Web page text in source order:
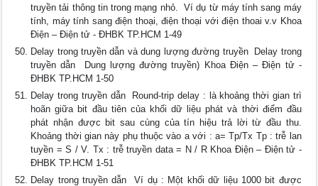
truyền tải thông tin trong mạng nhỏ.  Ví dụ từ máy tính sang máy
tính, máy tính sang điện thoại, điện thoại với điện thoai v.v Khoa
Điện – Điện tử - ĐHBK TP.HCM 1-49
Delay trong truyền dẫn và dung lượng đường truyền  Delay trong
truyền dẫn  Dung lượng đường truyền) Khoa Điện – Điện tử -
ĐHBK TP.HCM 1-50
Delay trong truyền dẫn  Round-trip delay : là khoảng thời gian trì
hoãn giữa bit đầu tiên của khối dữ liệu phát và thời điểm đầu
phát nhận được bit sau cùng của tín hiệu trả lời từ đầu thu.
Khoảng thời gian này phụ thuộc vào a với : a= Tp/Tx Tp : trễ lan
tuyền = S / V. Tx : trễ truyền data = N / R Khoa Điện – Điện tử -
ĐHBK TP.HCM 1-51
Delay trong truyền dẫn  Ví dụ : Một khối dữ liệu 1000 bit được